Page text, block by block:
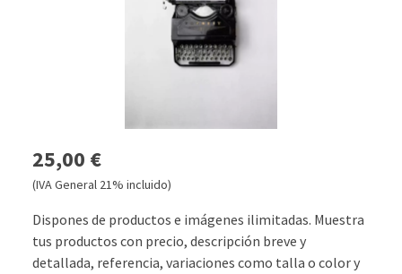
25,00 €
(IVA General 21% incluido)
Dispones de productos e imágenes ilimitadas. Muestra
tus productos con precio, descripción breve y
detallada, referencia, variaciones como talla o color y